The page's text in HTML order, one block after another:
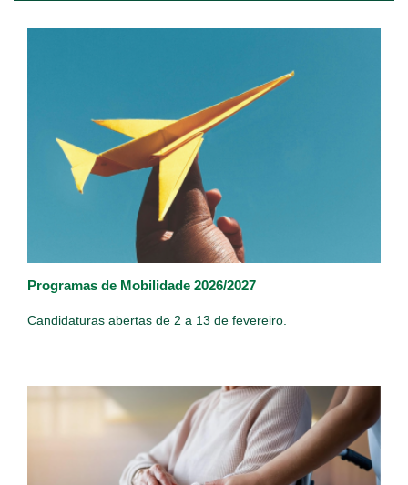
Programas de Mobilidade 2026/2027
Candidaturas abertas de 2 a 13 de fevereiro.